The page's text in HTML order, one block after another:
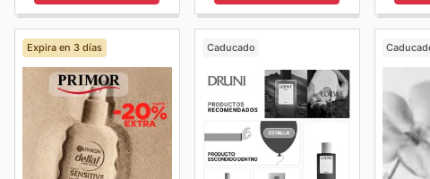
Expira en 3 días Caducado